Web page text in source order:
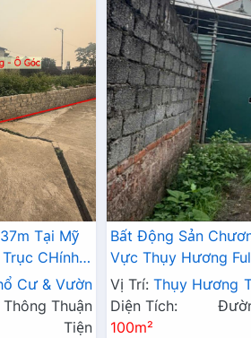
Tại Mỹ
CHính
Cư & Vườn
Thuận
Tiện
Bất Động Sản
Vực Thụy Hương
Chính Kinh Doanh
Vị Trí: Thụy Hương
Diện Tích:
100m²